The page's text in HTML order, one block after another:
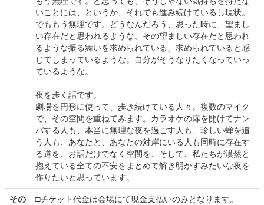
いことには、というか、それでも進み続けているし現状。
でももう無理です。どうなんだろう、思った時に、望まし
い存在だと思われるような。その望ましい存在だと思われ
るような振る舞いを求められている、求められていると感
じてしまっているような。自分がそうなりたくなっていっ
ているような。
夜を歩く話です。
劇場を円形に使って、歩き続けている人々。複数のマイク
で、その空間を重ねてみます。カラオケの扉を開けてナン
パする人も、本当に無理な夜を過ごす人も、珍しい蝉を追
う人も、あなたと、あなたの対岸にいる人も同時に存在す
る道を、お話だけでなく空間を、そして、私たちが漠然と
抱えている全ての不安をまとめて解き明かすみたいな夜を
作りたいと思っています。
その
□チケット代金は会場にて現金支払いのみとなります。